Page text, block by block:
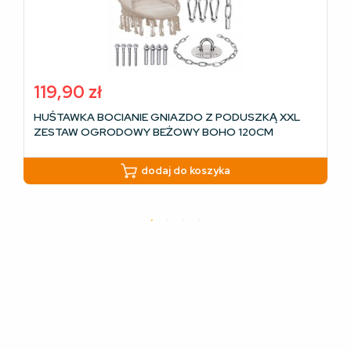
119,90 zł
HUŚTAWKA BOCIANIE GNIAZDO Z PODUSZKĄ XXL
ZESTAW OGRODOWY BEŻOWY BOHO 120CM
dodaj do koszyka